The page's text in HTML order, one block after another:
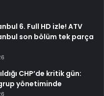
6. Full HD izle! ATV
son bölüm tek parça
CHP’de kritik gün:
yönetiminde